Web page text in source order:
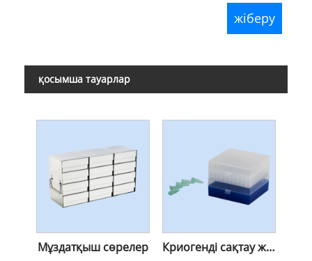
қосымша тауарлар
Мұздатқыш сөрелер Криогенді сақтау жәшіктері-PP